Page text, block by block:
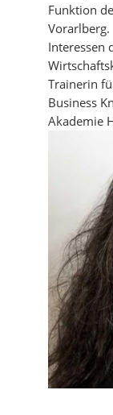
Funktion
Interessen
Trainerin
Business
Akademie